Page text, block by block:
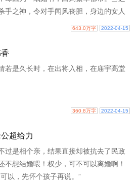
手之神，令对手闻风丧胆，身边的女人
！陈凡表示：我很迷人也很忙！
643.0万字 2022-04-15
若是久长时，在出将入相，在庙宇高堂
360.8万字 2022-04-15
超给力
过是相个亲，结果直接却被抗去了民政
不想结婚喂！权少，可不可以离婚啊！
以，先怀个孩子再说。”